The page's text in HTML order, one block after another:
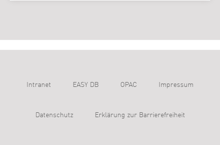
Intranet EASY DB OPAC Impressum
Datenschutz Erklärung zur Barrierefreiheit